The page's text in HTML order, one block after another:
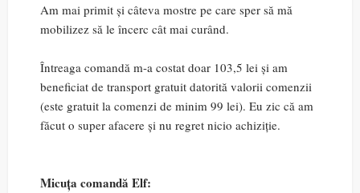
Am mai primit și câteva mostre pe care sper să mă
mobilizez să le încerc cât mai curând.
Întreaga comandă m-a costat doar 103,5 lei și am
beneficiat de transport gratuit datorită valorii comenzii
(este gratuit la comenzi de minim 99 lei). Eu zic că am
făcut o super afacere și nu regret nicio achiziție.
Micuța comandă Elf: